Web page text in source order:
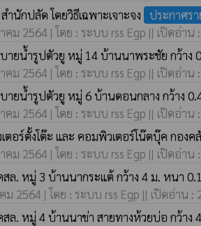
ำนักปลัด โดยวิธีเฉพาะเจาะจง
ประกาศร
ม 2564 | โดย : ระบบ rss Egp || เปิดอ่าน
บายน้ำรูปตัวยู หมู่ 14 บ้านนาพระชัย กว้าง
ม 2564 | โดย : ระบบ rss Egp || เปิดอ่าน
บายน้ำรูปตัวยู หมู่ 6 บ้านดอนกลาง กว้าง
ม 2564 | โดย : ระบบ rss Egp || เปิดอ่าน
ตอร์ตั้งโต๊ะ และ คอมพิวเตอร์โน๊ตบุ๊ค กอง
ม 2564 | โดย : ระบบ rss Egp || เปิดอ่าน
ล. หมู่ 3 บ้านนากระแต้ กว้าง 4 ม. หนา
2564 | โดย : ระบบ rss Egp || เปิดอ่าน :
ล. หมู่ 4 บ้านนาข่า สายทางห้วยบ่อ กว้าง